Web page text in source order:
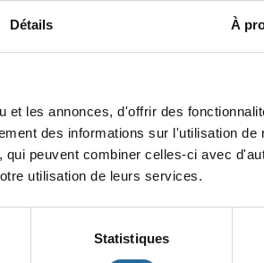
Détails
Statistiques